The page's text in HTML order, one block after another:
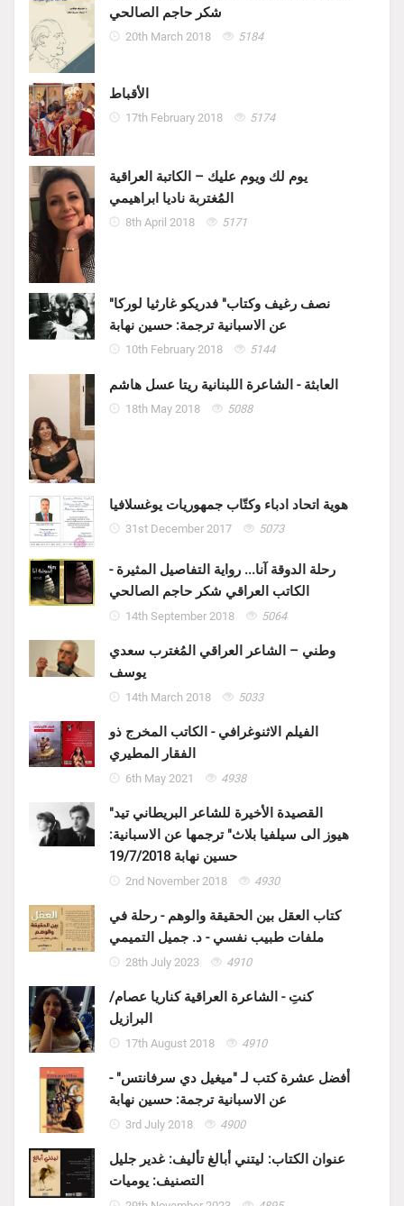
شكر حاجم الصالحي
20th March 2018 5184
الأقباط
17th February 2018 5174
يوم لك ويوم عليك – الكاتبة العراقية
المُغتربة ناديا ابراهيمي
8th April 2018 5171
"نصف رغيف وكتاب" فدريكو غارثيا لوركا
عن الاسبانية ترجمة: حسين نهابة
10th February 2018 5144
العابثة - الشاعرة اللبنانية ريتا عسل هاشم
18th May 2018 5088
هوية اتحاد ادباء وكتّاب جمهوريات يوغسلافيا
31st December 2017 5073
رحلة الدوقة آنا... رواية التفاصيل المثيرة -
الكاتب العراقي شكر حاجم الصالحي
14th September 2018 5064
وطني – الشاعر العراقي المُغترب سعدي
يوسف
14th March 2018 5033
الفيلم الاثنوغرافي - الكاتب المخرج ذو
الفقار المطيري
6th May 2021 4938
"القصيدة الأخيرة للشاعر البريطاني تيد
هيوز الى سيلفيا بلاث" ترجمها عن الاسبانية:
حسين نهابة 19/7/2018
2nd November 2018 4930
كتاب العقل بين الحقيقة والوهم - رحلة في
ملفات طبيب نفسي - د. جميل التميمي
28th July 2023 4910
كنتِ - الشاعرة العراقية كناريا عصام/
البرازيل
17th August 2018 4910
أفضل عشرة كتب لـ "ميغيل دي سرفانتس" -
عن الاسبانية ترجمة: حسين نهابة
3rd July 2018 4900
عنوان الكتاب: ليتني أبالغ تأليف: غدير جليل
التصنيف: يوميات